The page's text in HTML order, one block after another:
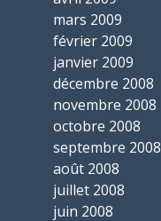
mars 2009
février 2009
janvier 2009
décembre 2008
novembre 2008
octobre 2008
septembre 2008
août 2008
juillet 2008
juin 2008